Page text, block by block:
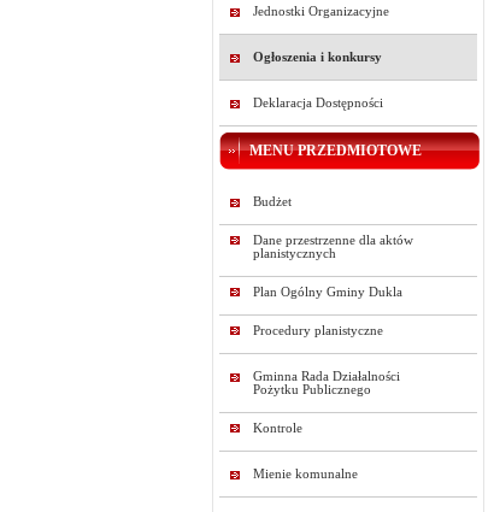
Jednostki Organizacyjne
Ogłoszenia i konkursy
Deklaracja Dostępności
MENU PRZEDMIOTOWE
Budżet
Dane przestrzenne dla aktów
planistycznych
Plan Ogólny Gminy Dukla
Procedury planistyczne
Gminna Rada Działalności
Pożytku Publicznego
Kontrole
Mienie komunalne